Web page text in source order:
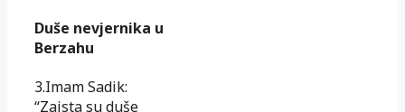
Duše nevjernika u
Berzahu
3.Imam Sadik:
“Zaista su duše